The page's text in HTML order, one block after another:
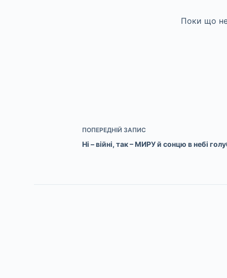
Поки що
ПОПЕРЕДНІЙ ЗАПИС
Ні – війні, так – МИРУ й сонцю в небі